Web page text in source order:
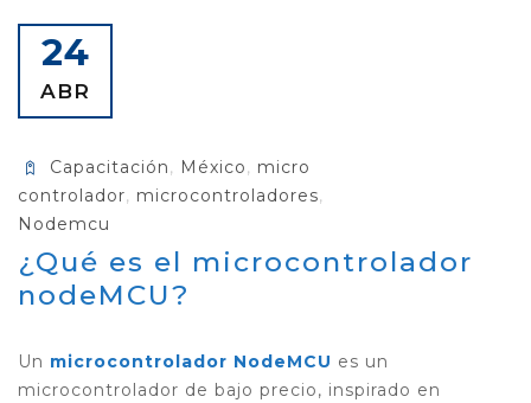
24
ABR
Capacitación, México, micro
controlador, microcontroladores,
Nodemcu
¿Qué es el microcontrolador
nodeMCU?
Un microcontrolador NodeMCU es un
microcontrolador de bajo precio, inspirado en